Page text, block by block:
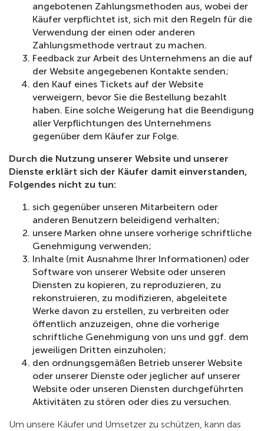
angebotenen Zahlungsmethoden aus, wobei der
Käufer verpflichtet ist, sich mit den Regeln für die
Verwendung der einen oder anderen
Zahlungsmethode vertraut zu machen.
Feedback zur Arbeit des Unternehmens an die auf
der Website angegebenen Kontakte senden;
den Kauf eines Tickets auf der Website
verweigern, bevor Sie die Bestellung bezahlt
haben. Eine solche Weigerung hat die Beendigung
aller Verpflichtungen des Unternehmens
gegenüber dem Käufer zur Folge.
Durch die Nutzung unserer Website und unserer
Dienste erklärt sich der Käufer damit einverstanden,
Folgendes nicht zu tun:
sich gegenüber unseren Mitarbeitern oder
anderen Benutzern beleidigend verhalten;
unsere Marken ohne unsere vorherige schriftliche
Genehmigung verwenden;
Inhalte (mit Ausnahme Ihrer Informationen) oder
Software von unserer Website oder unseren
Diensten zu kopieren, zu reproduzieren, zu
rekonstruieren, zu modifizieren, abgeleitete
Werke davon zu erstellen, zu verbreiten oder
öffentlich anzuzeigen, ohne die vorherige
schriftliche Genehmigung von uns und ggf. dem
jeweiligen Dritten einzuholen;
den ordnungsgemäßen Betrieb unserer Website
oder unserer Dienste oder jeglicher auf unserer
Website oder unseren Diensten durchgeführten
Aktivitäten zu stören oder dies zu versuchen.
Um unsere Käufer und Umsetzer zu schützen, kann das